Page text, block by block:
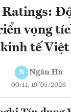
Ratings:
vọng
tế
N Ngân Hà
00:11, 19/05/2026